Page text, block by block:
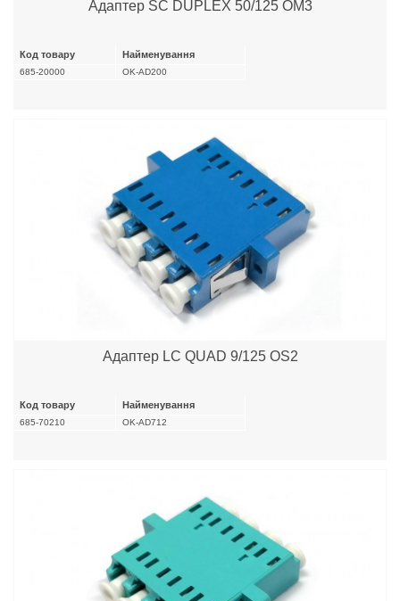
Адаптер SC DUPLEX 50/125 OM3
Код товару Найменування
685-20000 OK-AD200
Адаптер LC QUAD 9/125 OS2
Код товару Найменування
685-70210 OK-AD712